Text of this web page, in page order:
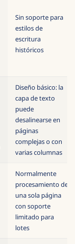
Sin soporte para
estilos de
escritura
históricos
Diseño básico: la
capa de texto
puede
desalinearse en
páginas
complejas o con
varias columnas
Normalmente
procesamiento de
una sola página
con soporte
limitado para
lotes